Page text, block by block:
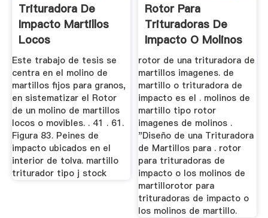
Trituradora De
Impacto Martillos
Locos
Este trabajo de tesis se
centra en el molino de
martillos fijos para granos,
en sistematizar el Rotor
de un molino de martillos
locos o movibles. . 41 . 61.
Figura 83. Peines de
impacto ubicados en el
interior de tolva. martillo
triturador tipo j stock
Rotor Para
Trituradoras De
Impacto O Molinos
De Martillo
rotor de una trituradora de
martillos imagenes. de
martillo o trituradora de
impacto es el . molinos de
martillo tipo rotor
imagenes de molinos .
"Diseño de una Trituradora
de Martillos para . rotor
para trituradoras de
impacto o los molinos de
martillorotor para
trituradoras de impacto o
los molinos de martillo.